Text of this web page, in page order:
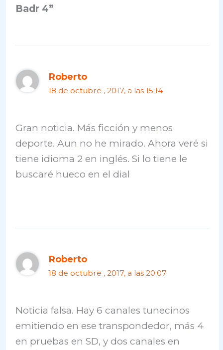
Badr 4”
Roberto
18 de octubre , 2017, a las 15:14
Gran noticia. Más ficción y menos
deporte. Aun no he mirado. Ahora veré si
tiene idioma 2 en inglés. Si lo tiene le
buscaré hueco en el dial
Roberto
18 de octubre , 2017, a las 20:07
Noticia falsa. Hay 6 canales tunecinos
emitiendo en ese transpondedor, más 4
en pruebas en SD, y dos canales en